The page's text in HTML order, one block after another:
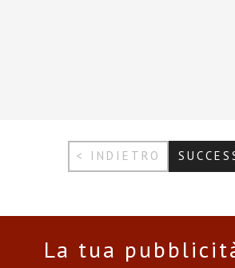
< INDIETRO
La tua